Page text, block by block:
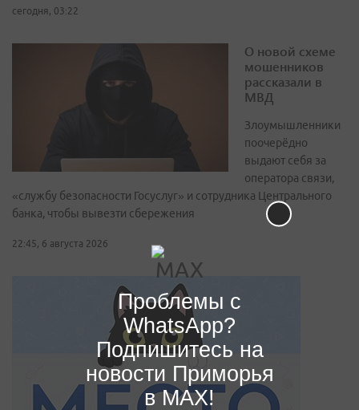
сегодня, 03:22
О новой схеме
мошенников
рассказали в
МВД
Злоумышленники
поочерёдно
выдают себя за
оператора связи,
«службу безопасности Госуслуг» и сотрудника Центрального
банка, чтобы вывезти сбережения
22:45, 6 августа 2026
Проблемы с
WhatsApp?
Подпишитесь на
новости Приморья
в MAX!